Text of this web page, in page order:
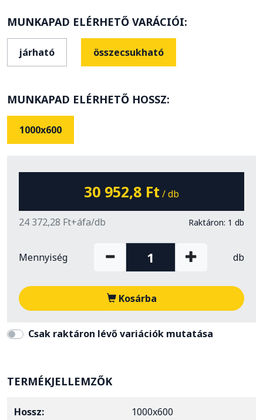
MUNKAPAD ELÉRHETŐ VARÁCIÓI:
járható összecsukható
MUNKAPAD ELÉRHETŐ HOSSZ:
1000x600
30 952,8 Ft / db
24 372,28 Ft+áfa/db Raktáron: 1 db
Mennyiség db
Kosárba
Csak raktáron lévő variációk mutatása
TERMÉKJELLEMZŐK
Hossz: 1000x600